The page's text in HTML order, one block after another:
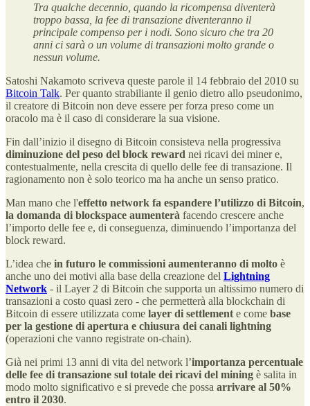
Tra qualche decennio, quando la ricompensa diventerà
troppo bassa, la fee di transazione diventeranno il
principale compenso per i nodi. Sono sicuro che tra 20
anni ci sarà o un volume di transazioni molto grande o
nessun volume.
Satoshi Nakamoto scriveva queste parole il 14 febbraio del 2010 su
Bitcoin Talk. Per quanto strabiliante il genio dietro allo pseudonimo,
il creatore di Bitcoin non deve essere per forza preso come un
oracolo ma è il caso di considerare la sua visione.
Fin dall’inizio il disegno di Bitcoin consisteva nella progressiva
diminuzione del peso del block reward nei ricavi dei miner e,
contestualmente, nella crescita di quello delle fee di transazione. Il
ragionamento non è solo teorico ma ha anche un senso pratico.
Man mano che l'effetto network fa espandere l’utilizzo di Bitcoin,
la domanda di blockspace aumenterà facendo crescere anche
l’importo delle fee e, di conseguenza, diminuendo l’importanza del
block reward.
L’idea che in futuro le commissioni aumenteranno di molto è
anche uno dei motivi alla base della creazione del Lightning
Network - il Layer 2 di Bitcoin che supporta un altissimo numero di
transazioni a costo quasi zero - che permetterà alla blockchain di
Bitcoin di essere utilizzata come layer di settlement e come base
per la gestione di apertura e chiusura dei canali lightning
(operazioni che vanno registrate on-chain).
Già nei primi 13 anni di vita del network l’importanza percentuale
delle fee di transazione sul totale dei ricavi del mining è salita in
modo molto significativo e si prevede che possa arrivare al 50%
entro il 2030.